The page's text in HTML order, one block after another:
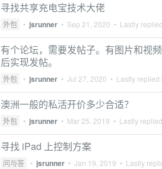
寻找共享充电宝技术大佬
外包 • jsrunner • Sep 21, 2020 • Lastly
有个论坛，需要发帖子。有图片和视
后实现发帖。
外包 • jsrunner • Jul 27, 2020 • Lastly replied
澳洲一般的私活开价多少合适？
外包 • jsrunner • Mar 25, 2019 • Lastly
寻找 iPad 上控制方案
问与答 • jsrunner • Jan 19, 2019 • Lastly